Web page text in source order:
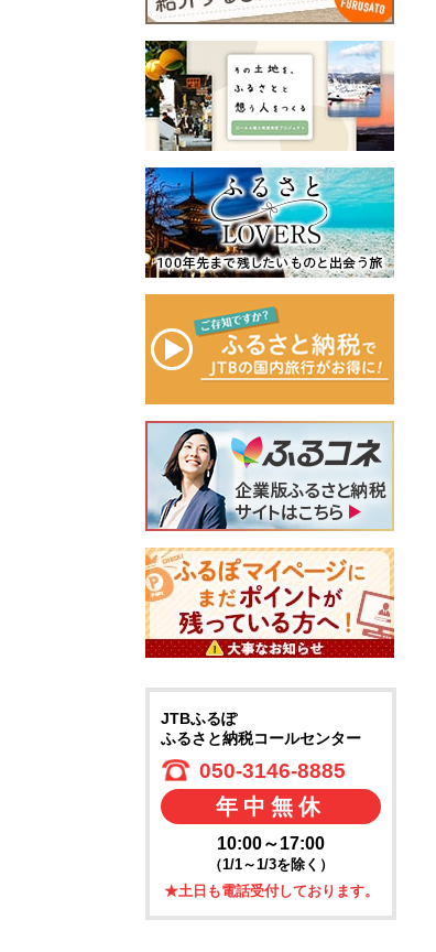
JTBふるぽ
ふるさと納税コールセンター
050-3146-8885
年中無休
10:00～17:00
（1/1～1/3を除く）
★土日も電話受付しております。